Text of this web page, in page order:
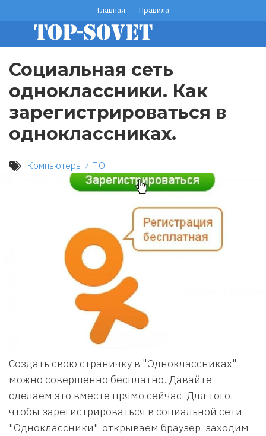
основному
содержанию
footer
menu
Главная Правила
Социальная сеть
одноклассники. Как
зарегистрироваться в
одноклассниках.
Компьютеры и ПО
Создать свою страничку в "Одноклассниках"
можно совершенно бесплатно. Давайте
сделаем это вместе прямо сейчас. Для того,
чтобы зарегистрироваться в социальной сети
"Одноклассники", открываем браузер, заходим